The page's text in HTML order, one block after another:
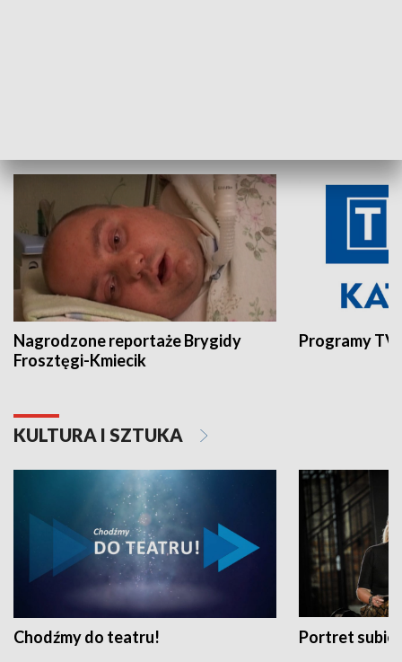
Nagrodzone reportaże Brygidy
Frosztęgi-Kmiecik
Programy
KULTURA I SZTUKA
Chodźmy do teatru! Portret